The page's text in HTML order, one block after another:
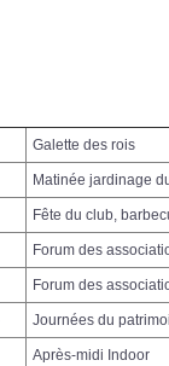
Galette des rois
Matinée jardinage
Fête du club,
Forum des
Forum des
Journées du
Après-midi Indoor